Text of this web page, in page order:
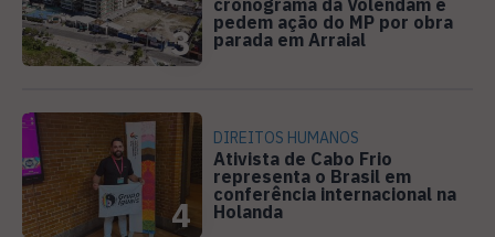
3
cronograma da Volendam e
pedem ação do MP por obra
parada em Arraial
4
DIREITOS HUMANOS
Ativista de Cabo Frio
representa o Brasil em
conferência internacional na
Holanda